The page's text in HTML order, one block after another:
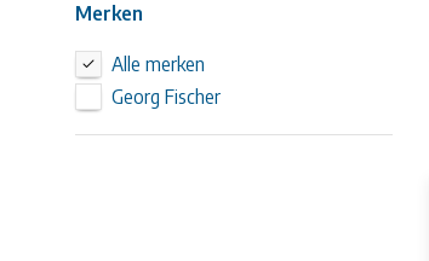
Merken
Alle merken
Georg Fischer